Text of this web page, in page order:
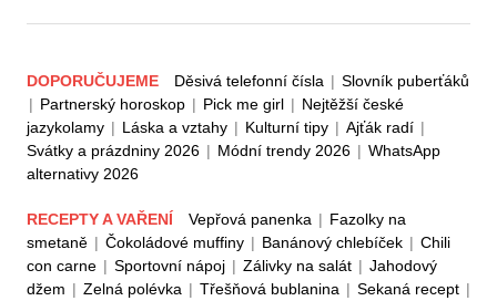
DOPORUČUJEME Děsivá telefonní čísla | Slovník puberťáků
| Partnerský horoskop | Pick me girl | Nejtěžší české
jazykolamy | Láska a vztahy | Kulturní tipy | Ajťák radí |
Svátky a prázdniny 2026 | Módní trendy 2026 | WhatsApp
alternativy 2026
RECEPTY A VAŘENÍ Vepřová panenka | Fazolky na
smetaně | Čokoládové muffiny | Banánový chlebíček | Chili
con carne | Sportovní nápoj | Zálivky na salát | Jahodový
džem | Zelná polévka | Třešňová bublanina | Sekaná recept |